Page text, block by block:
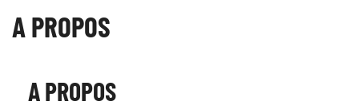
A PROPOS
A PROPOS